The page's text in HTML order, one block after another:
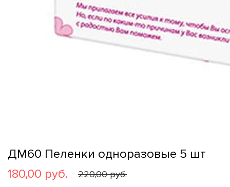
ДМ60 Пеленки одноразовые 5 шт
180,00 руб.
220,00 руб.